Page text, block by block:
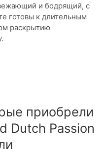
и бодрящий, с
готовы к длительным
раскрытию
приобрели
Dutch Passion